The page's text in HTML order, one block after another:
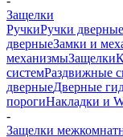
Защелки
РучкиРучки дверные
дверныеЗамки и
механизмыЗащелки
системРаздвижные
дверныеДверные
порогиНакладки и
-
Защелки